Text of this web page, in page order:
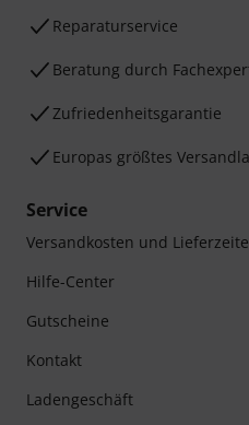
Reparaturservice
Beratung durch
Zufriedenheitsgarantie
Europas größtes
Service
Versandkosten und
Hilfe-Center
Gutscheine
Kontakt
Ladengeschäft